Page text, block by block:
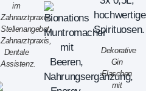
im
Zahnarztpraxis,
Stellenangebot,
Zahnarztpraxis,
Dentale
Assistenz.
Dekorative
Gin
Flaschen
mit